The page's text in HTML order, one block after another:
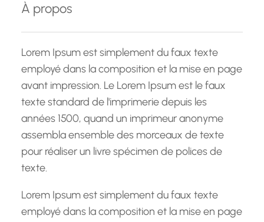
r
c
h
À propos
Lorem Ipsum est simplement du faux texte
employé dans la composition et la mise en page
avant impression. Le Lorem Ipsum est le faux
texte standard de l'imprimerie depuis les
années 1500, quand un imprimeur anonyme
assembla ensemble des morceaux de texte
pour réaliser un livre spécimen de polices de
texte.
Lorem Ipsum est simplement du faux texte
employé dans la composition et la mise en page